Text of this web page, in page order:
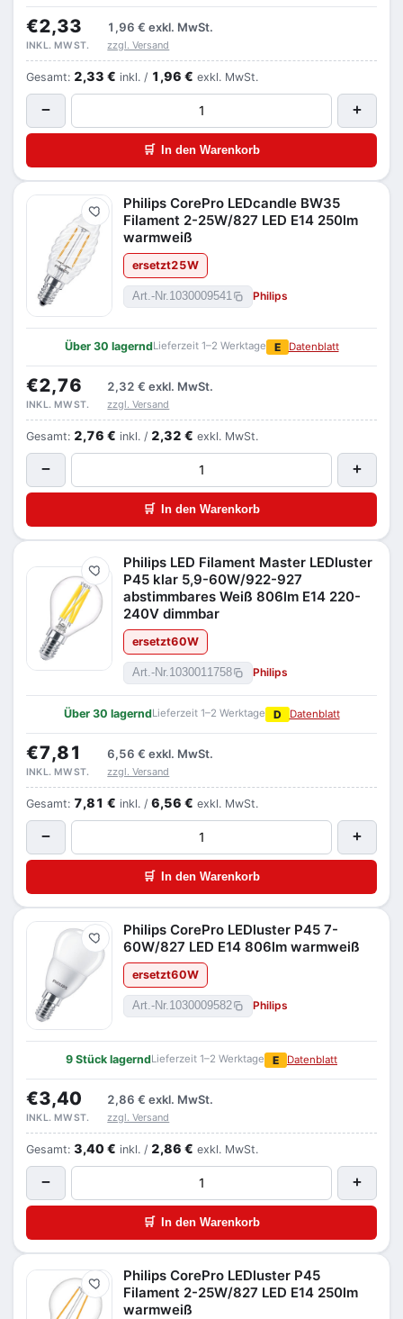
€2,33 1,96 € exkl. MwSt.
INKL. MWST. zzgl. Versand
Gesamt: 2,33 € inkl. / 1,96 € exkl. MwSt.
− +
🛒 In den Warenkorb
Merken
Philips CorePro LEDcandle BW35
Filament 2-25W/827 LED E14 250lm
warmweiß
ersetzt25W
Art.-Nr. 1030009541 Philips
Über 30 lagerndLieferzeit 1–2 Werktage E Datenblatt
€2,76 2,32 € exkl. MwSt.
INKL. MWST. zzgl. Versand
Gesamt: 2,76 € inkl. / 2,32 € exkl. MwSt.
− +
🛒 In den Warenkorb
Merken
Philips LED Filament Master LEDluster
P45 klar 5,9-60W/922-927
abstimmbares Weiß 806lm E14 220-
240V dimmbar
ersetzt60W
Art.-Nr.1030011758 Philips
Über 30 lagerndLieferzeit 1–2 Werktage D Datenblatt
€7,81 6,56 € exkl. MwSt.
INKL. MWST. zzgl. Versand
Gesamt: 7,81 € inkl. / 6,56 € exkl. MwSt.
− +
🛒 In den Warenkorb
Merken
Philips CorePro LEDluster P45 7-
60W/827 LED E14 806lm warmweiß
ersetzt60W
Art.-Nr.1030009582 Philips
9 Stück lagerndLieferzeit 1–2 Werktage E Datenblatt
€3,40 2,86 € exkl. MwSt.
INKL. MWST. zzgl. Versand
Gesamt: 3,40 € inkl. / 2,86 € exkl. MwSt.
− +
🛒 In den Warenkorb
Merken
Philips CorePro LEDluster P45
Filament 2-25W/827 LED E14 250lm
warmweiß